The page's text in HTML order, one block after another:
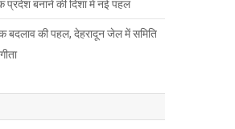
प्रदेश बनाने की दिशा में नई पहल
बदलाव की पहल, देहरादून जेल में समिति